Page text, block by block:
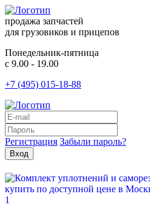
продажа запчастей
для грузовиков и прицепов
Понедельник-пятница
с 9.00 - 19.00
+7 (495) 015-18-88
Регистрация Забыли пароль?